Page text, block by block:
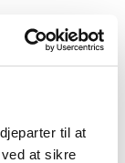
til at
at sikre